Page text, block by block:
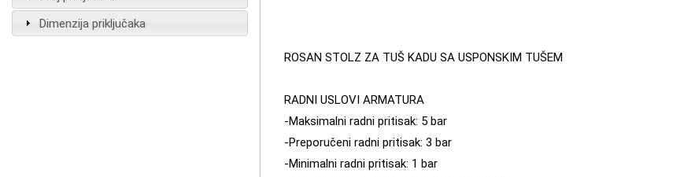
Dimenzija priključaka
ROSAN STOLZ ZA TUŠ KADU SA USPONSKIM TUŠEM
RADNI USLOVI ARMATURA
-Maksimalni radni pritisak: 5 bar
-Preporučeni radni pritisak: 3 bar
-Minimalni radni pritisak: 1 bar